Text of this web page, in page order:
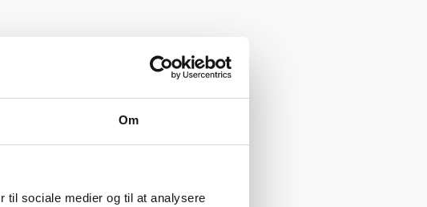
Om
til sociale medier og til at analysere